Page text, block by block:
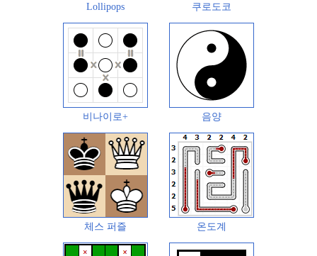
Lollipops 쿠로도코
비나이로+ 음양
체스 퍼즐 온도계